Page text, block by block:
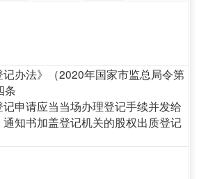
记办法》（2020年国家市监总局令第
条
申请应当当场办理登记手续并发给
知书加盖登记机关的股权出质登记